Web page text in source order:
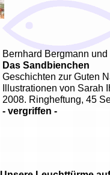
Bernhard Bergmann
Das Sandbienchen
Geschichten zur Guten
Illustrationen von Sarah
2008. Ringheftung, 45
- vergriffen -